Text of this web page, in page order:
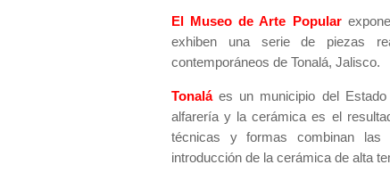
El Museo de Arte Popular
exhiben una serie de piezas
contemporáneos de Tonalá, Jalisco.
Tonaláes un municipio del
alfarería y la cerámica es el
técnicas y formas combinan las
introducción de la cerámica de alta